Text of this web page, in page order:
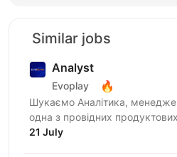
Similar jobs
Analyst
Evoplay 🔥
Шукаємо Аналітика,
одна з провідних
яка працює на міжнародному
21 July